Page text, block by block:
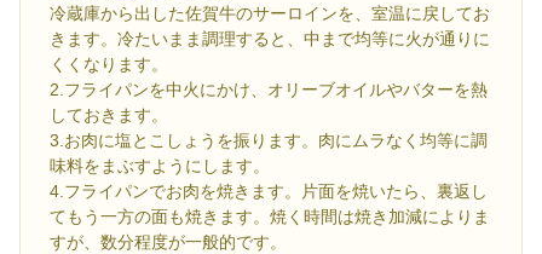
冷蔵庫から出した佐賀牛のサーロインを、室温に戻してお
きます。冷たいまま調理すると、中まで均等に火が通りに
くくなります。
2.フライパンを中火にかけ、オリーブオイルやバターを熱
しておきます。
3.お肉に塩とこしょうを振ります。肉にムラなく均等に調
味料をまぶすようにします。
4.フライパンでお肉を焼きます。片面を焼いたら、裏返し
てもう一方の面も焼きます。焼く時間は焼き加減によりま
すが、数分程度が一般的です。